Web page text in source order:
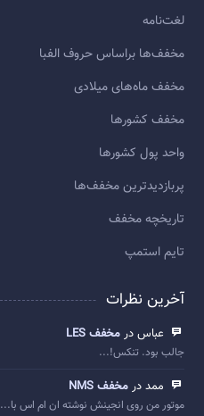
لغت‌نامه
مخفف‌ها براساس حروف الفبا
مخفف ماه‌های میلادی
مخفف کشورها
واحد پول کشورها
پربازديدترين مخفف‌ها
تاريخچه مخفف
تایم استمپ
آخرین نظرات
عباس در مخفف LES
جالب بود. تنکس!...
ممد در مخفف NMS
موتور من روی انجینش نوشته ان ام اس با...